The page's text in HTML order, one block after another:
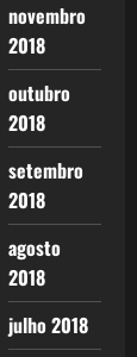
novembro
2018
outubro
2018
setembro
2018
agosto
2018
julho 2018